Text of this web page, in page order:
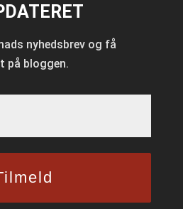
nyhedsbrev og få
på bloggen.